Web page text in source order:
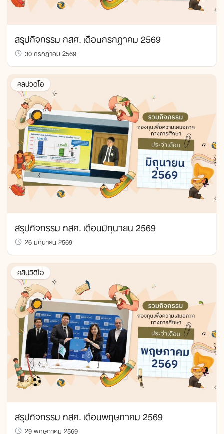
สรุปกิจกรรม กสศ. เดือนกรกฎาคม 2569
30 กรกฎาคม 2569
คลิปวิดีโอ
สรุปกิจกรรม กสศ. เดือนมิถุนายน 2569
26 มิถุนายน 2569
คลิปวิดีโอ
สรุปกิจกรรม กสศ. เดือนพฤษภาคม 2569
29 พฤษภาคม 2569